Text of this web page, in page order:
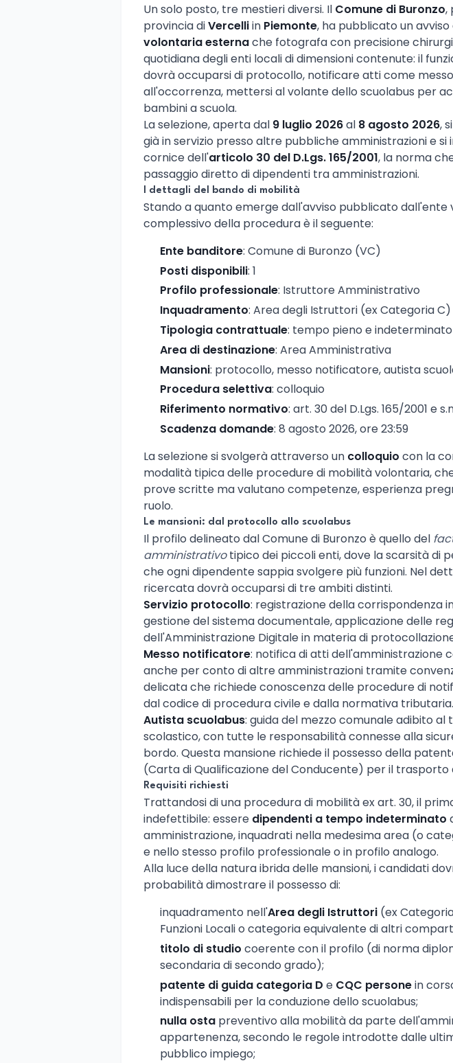
Un solo posto, tre mestieri diversi. Il Comune di Buronzo,
provincia diVercelliin Piemonte, ha pubblicato un avviso
volontaria esternache fotografa con precisione
quotidiana degli enti locali di dimensioni contenute: il
dovrà occuparsi di protocollo, notificare atti come
all'occorrenza, mettersi al volante dello scuolabus per
bambini a scuola.
La selezione, aperta dal 9 luglio 2026al 8 agosto 2026,
già in servizio presso altre pubbliche amministrazioni e si
cornice dell'articolo 30 del D.Lgs. 165/2001, la norma
passaggio diretto di dipendenti tra amministrazioni.
I dettagli del bando di mobilità
Stando a quanto emerge dall'avviso pubblicato dall'ente
complessivo della procedura è il seguente:
Ente banditore: Comune di Buronzo (VC)
Posti disponibili: 1
Profilo professionale: Istruttore Amministrativo
Inquadramento: Area degli Istruttori (ex Categoria C)
Tipologia contrattuale: tempo pieno e indeterminato
Area di destinazione: Area Amministrativa
Mansioni: protocollo, messo notificatore, autista
Procedura selettiva: colloquio
Riferimento normativo: art. 30 del D.Lgs. 165/2001 e
Scadenza domande: 8 agosto 2026, ore 23:59
La selezione si svolgerà attraverso un colloquio con la
modalità tipica delle procedure di mobilità volontaria,
prove scritte ma valutano competenze, esperienza
ruolo.
Le mansioni: dal protocollo allo scuolabus
Il profilo delineato dal Comune di Buronzo è quello del
amministrativotipico dei piccoli enti, dove la scarsità di
che ogni dipendente sappia svolgere più funzioni. Nel
ricercata dovrà occuparsi di tre ambiti distinti.
Servizio protocollo: registrazione della corrispondenza
gestione del sistema documentale, applicazione delle
dell'Amministrazione Digitale in materia di
Messo notificatore: notifica di atti dell'amministrazione
anche per conto di altre amministrazioni tramite
delicata che richiede conoscenza delle procedure di
dal codice di procedura civile e dalla normativa tributaria.
Autista scuolabus: guida del mezzo comunale adibito al
scolastico, con tutte le responsabilità connesse alla
bordo. Questa mansione richiede il possesso della
(Carta di Qualificazione del Conducente) per il trasporto
Requisiti richiesti
Trattandosi di una procedura di mobilità ex art. 30, il
indefettibile: essere dipendenti a tempo indeterminato
amministrazione, inquadrati nella medesima area (o
e nello stesso profilo professionale o in profilo analogo.
Alla luce della natura ibrida delle mansioni, i candidati
probabilità dimostrare il possesso di:
inquadramento nell'Area degli Istruttori (ex
Funzioni Locali o categoria equivalente di altri
titolo di studio coerente con il profilo (di norma
secondaria di secondo grado);
patente di guida categoria D e CQC personein
indispensabili per la conduzione dello scuolabus;
nulla osta preventivo alla mobilità da parte
appartenenza, secondo le regole introdotte dalle
pubblico impiego;